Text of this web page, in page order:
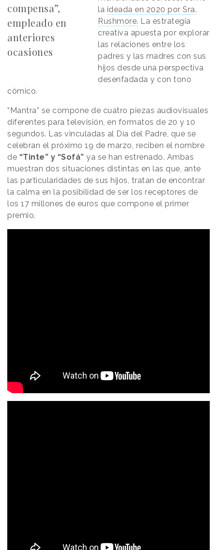
compensa”,
empleado en
anteriores
ocasiones
la ideada en 2020 por Sra.
Rushmore. La estrategia
creativa apuesta por explorar
las relaciones entre los
padres y las madres con sus
hijos desde una perspectiva
desenfadada y con tono
cómico.
“Mantra” se compone de cuatro piezas audiovisuales
diferentes para televisión, en formatos de 20 y 10
segundos. Las vinculadas al Día del Padre, que se
celebran el próximo 19 de marzo, reciben el nombre
de “Tinte” y “Sofá” ya se han estrenado. Ambas
muestran dos situaciones distintas en las que, ante
las particularidades de sus hijos, tratan de encontrar
la calma en la posibilidad de ser los receptores de
los 17 millones de euros que compone el primer
premio.